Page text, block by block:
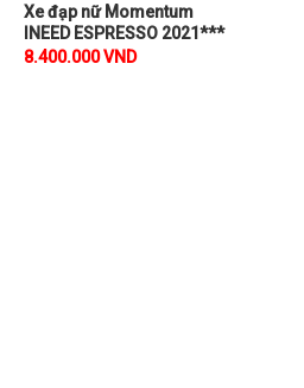
Xe đạp nữ Momentum
INEED ESPRESSO 2021***
8.400.000 VND